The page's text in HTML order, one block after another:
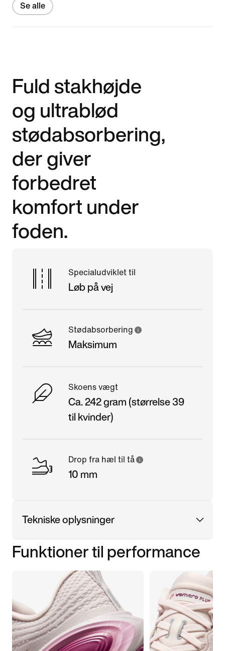
Se alle
Fuld stakhøjde
og ultrablød
stødabsorbering,
der giver
forbedret
komfort under
foden.
Specialudviklet til
Løb på vej
Stødabsorbering
Maksimum
Skoens vægt
Ca. 242 gram (størrelse 39
til kvinder)
Drop fra hæl til tå
10 mm
Tekniske oplysninger
Funktioner til performance